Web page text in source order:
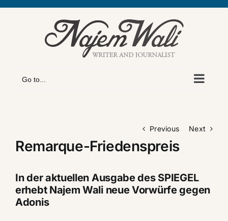
Go to...
Previous Next
Remarque-Friedenspreis
In der aktuellen Ausgabe des SPIEGEL
erhebt Najem Wali neue Vorwürfe gegen
Adonis